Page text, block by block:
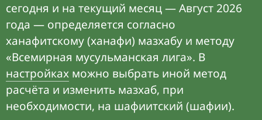
сегодня и на текущий месяц — Август 2026
года — определяется согласно
ханафитскому (ханафи) мазхабу и методу
«Всемирная мусульманская лига». В
настройках можно выбрать иной метод
расчёта и изменить мазхаб, при
необходимости, на шафиитский (шафии).